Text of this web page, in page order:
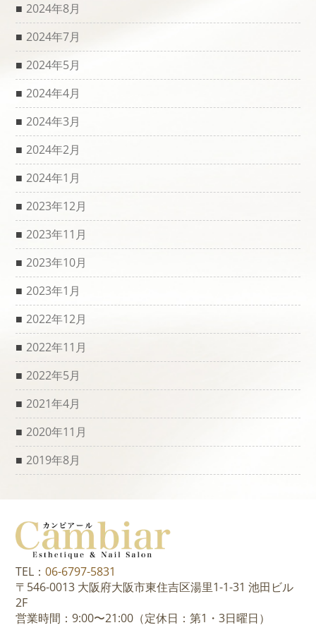
2024年8月
2024年7月
2024年5月
2024年4月
2024年3月
2024年2月
2024年1月
2023年12月
2023年11月
2023年10月
2023年1月
2022年12月
2022年11月
2022年5月
2021年4月
2020年11月
2019年8月
TEL：06-6797-5831
〒546-0013 大阪府大阪市東住吉区湯里1-1-31 池田ビル
2F
営業時間：9:00〜21:00（定休日：第1・3日曜日）